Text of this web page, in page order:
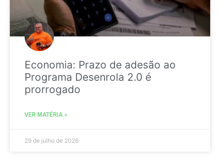
Economia: Prazo de adesão ao
Programa Desenrola 2.0 é
prorrogado
VER MATÉRIA »
29 de julho de 2026